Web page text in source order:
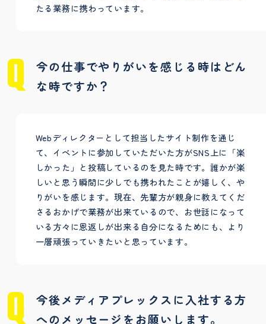
たる業務に携わっています。
今の仕事でやりがいを感じる時はどん
な時ですか？
Webディレクターとして担当したサイト制作を通じ
て、イベントに参加していただいた方がSNS上に「楽
しかった」と投稿しているのを見た時です。誰かが楽
しいと思う瞬間に少しでも携われたことが嬉しく、や
りがいを感じます。現在、先輩方が親身に教えてくだ
さるおかげで業務が出来ているので、お世話になって
いる方々に恩返しが出来る自分になるためにも、より
一層頑張っていきたいと思っています。
今後メディアプレックスに入社する方
へのメッセージをお願いします。